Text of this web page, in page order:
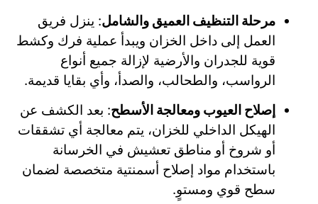
مرحلة التنظيف العميق والشامل: ينزل فريق
العمل إلى داخل الخزان ويبدأ عملية فرك وكشط
قوية للجدران والأرضية لإزالة جميع أنواع
الرواسب، والطحالب، والصدأ، وأي بقايا قديمة.
إصلاح العيوب ومعالجة الأسطح: بعد الكشف عن
الهيكل الداخلي للخزان، يتم معالجة أي تشققات
أو شروخ أو مناطق تعشيش في الخرسانة
باستخدام مواد إصلاح أسمنتية متخصصة لضمان
سطح قوي ومستوٍ.